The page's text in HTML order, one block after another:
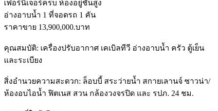
เฟอร์นิเจอร์ครบ ห้องอยู่ชั้นสูง
อ่างอาบน้ำ 1 ที่จอดรถ 1 คัน
ราคาขาย 13,900,000.บาท
คุณสมบัติ: เครื่องปรับอากาศ เคเบิลทีวี อ่างอาบน้ำ ครัว ตู้เย็น
และระเบียง
สิ่งอำนวยความสะดวก: ล็อบบี้ สระว่ายน้ำ สกายเลานจ์ ซาวน่า/
ห้องอบไอน้ำ ฟิตเนส สวน กล้องวงจรปิด และ รปภ. 24 ชม.